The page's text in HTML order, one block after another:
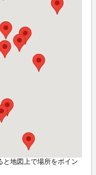
と地図上で場所をポイン